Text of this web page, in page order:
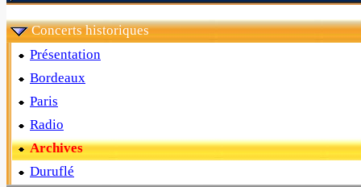
Concerts historiques
Présentation
Bordeaux
Paris
Radio
Archives
Duruflé